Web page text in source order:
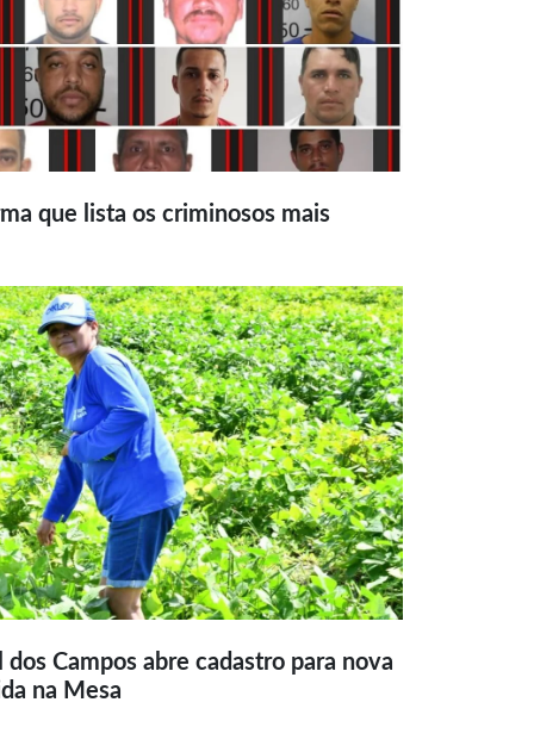
que lista os criminosos mais
Campos abre cadastro para nova
na Mesa